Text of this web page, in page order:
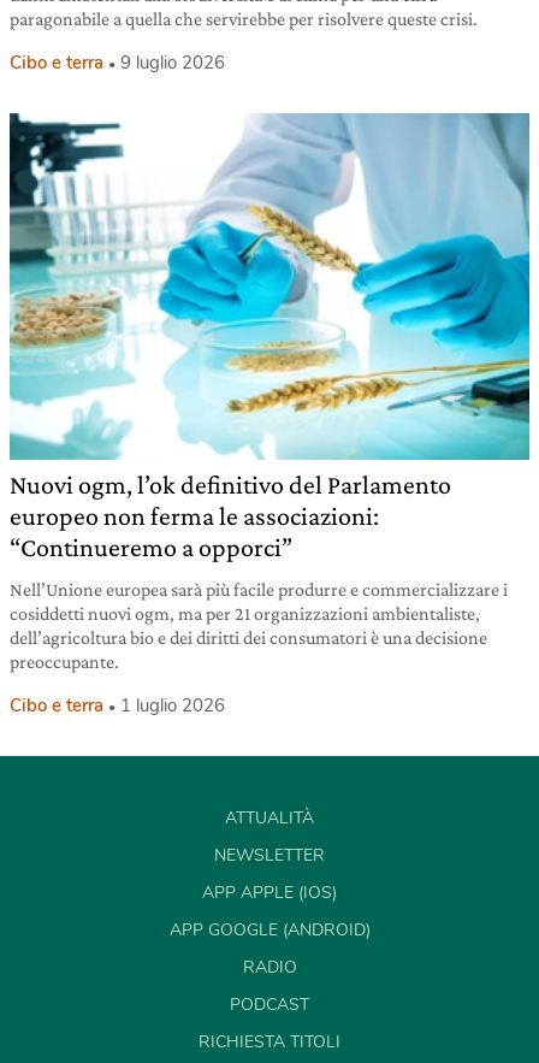
paragonabile a quella che servirebbe per risolvere queste crisi.
Cibo e terra 9 luglio 2026
Nuovi ogm, l’ok definitivo del Parlamento
europeo non ferma le associazioni:
“Continueremo a opporci”
Nell’Unione europea sarà più facile produrre e commercializzare i
cosiddetti nuovi ogm, ma per 21 organizzazioni ambientaliste,
dell’agricoltura bio e dei diritti dei consumatori è una decisione
preoccupante.
Cibo e terra 1 luglio 2026
ATTUALITÀ
NEWSLETTER
APP APPLE (IOS)
APP GOOGLE (ANDROID)
RADIO
PODCAST
RICHIESTA TITOLI